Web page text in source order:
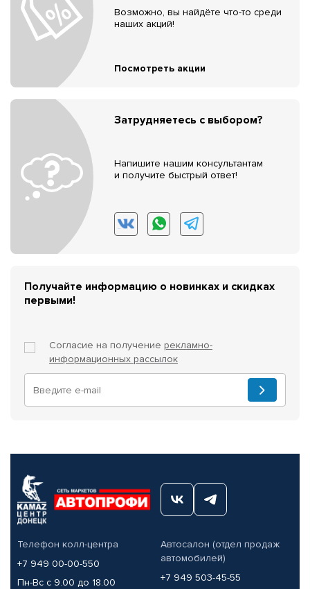
Возможно, вы найдёте что-то среди
наших акций!
Посмотреть акции
Затрудняетесь с выбором?
Напишите нашим консультантам
и получите быстрый ответ!
Получайте информацию о новинках и скидках
первыми!
Согласие на получение рекламно-
информационных рассылок
Телефон колл-центра
+7 949 00-00-550
Пн-Вс с 9.00 до 18.00
Автосалон (отдел продаж
автомобилей)
+7 949 503-45-55